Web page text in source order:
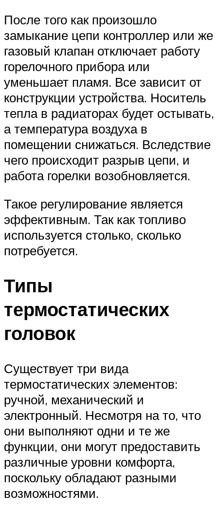
После того как произошло
замыкание цепи контроллер или же
газовый клапан отключает работу
горелочного прибора или
уменьшает пламя. Все зависит от
конструкции устройства. Носитель
тепла в радиаторах будет остывать,
а температура воздуха в
помещении снижаться. Вследствие
чего происходит разрыв цепи, и
работа горелки возобновляется.
Такое регулирование является
эффективным. Так как топливо
используется столько, сколько
потребуется.
Типы
термостатических
головок
Существует три вида
термостатических элементов:
ручной, механический и
электронный. Несмотря на то, что
они выполняют одни и те же
функции, они могут предоставить
различные уровни комфорта,
поскольку обладают разными
возможностями.